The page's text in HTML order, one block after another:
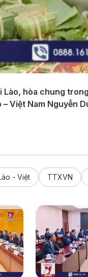
Lào, hòa chung
Việt Nam Nguyễn
- Việt TTXVN